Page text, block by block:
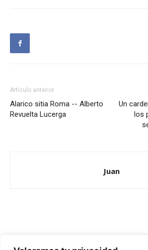
Artículo anterior
Alarico sitia Roma -- Alberto
Revuelta Lucerga
Un
los
Juan